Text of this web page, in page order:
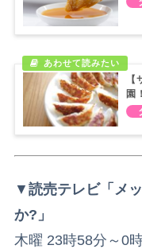
園
法
▼ 読売テレビ「メ
か?」
木曜 23時58分～0